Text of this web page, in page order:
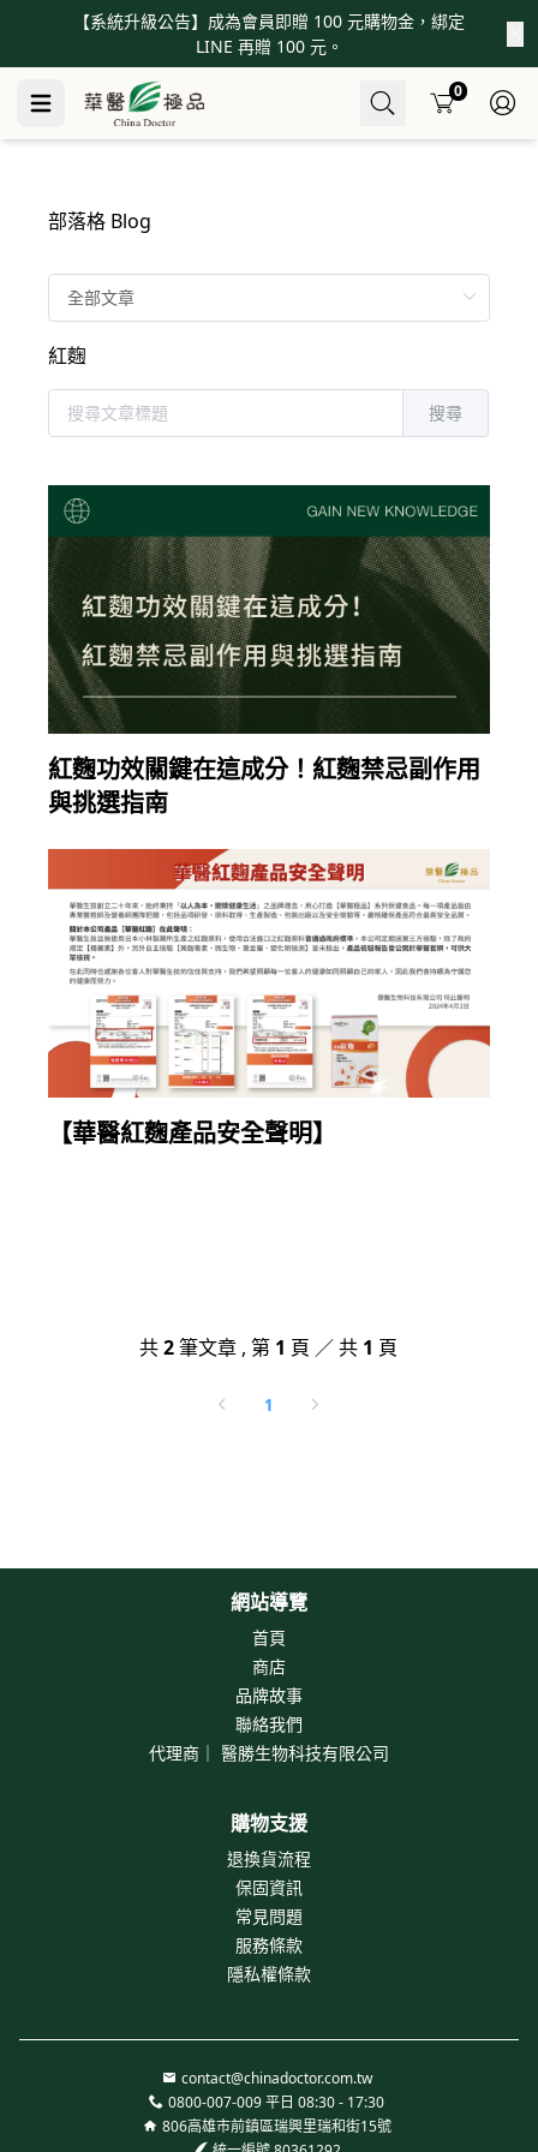
【系統升級公告】成為會員即贈 100 元購物金，綁定
LINE 再贈 100 元。
Cart0
部落格 Blog
紅麴
搜尋
2025-12-18 繼續閱讀
紅麴功效關鍵在這成分！紅麴禁忌副作用
與挑選指南
2024-04-02 繼續閱讀
【華醫紅麴產品安全聲明】
共2筆文章 , 第 1 頁 ／ 共 1 頁
1
網站導覽
首頁
商店
品牌故事
聯絡我們
代理商｜ 醫勝生物科技有限公司
購物支援
退換貨流程
保固資訊
常見問題
服務條款
隱私權條款
contact@chinadoctor.com.tw
0800-007-009 平日 08:30 - 17:30
806高雄市前鎮區瑞興里瑞和街15號